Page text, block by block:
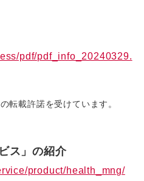
pdf/pdf_info_20240329.
転載許諾を受けています。
ス」の紹介
product/health_mng/